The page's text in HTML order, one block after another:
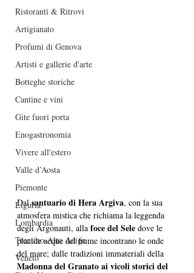
Ristoranti & Ritrovi
Artigianato
Profumi di Genova
Artisti e gallerie d'arte
Botteghe storiche
Cantine e vini
Gite fuori porta
Enogastronomia
Vivere all'estero
Valle d’Aosta
Piemonte
Liguria
Lombardia
Trentino-Alto Adige
Veneto
Dal santuario di Hera Argiva, con la sua
atmosfera mistica che richiama la leggenda
degli Argonauti, alla foce del Sele dove le
placide acque del fiume incontrano le onde
del mare; dalle tradizioni immateriali della
Madonna del Granato ai vicoli storici del